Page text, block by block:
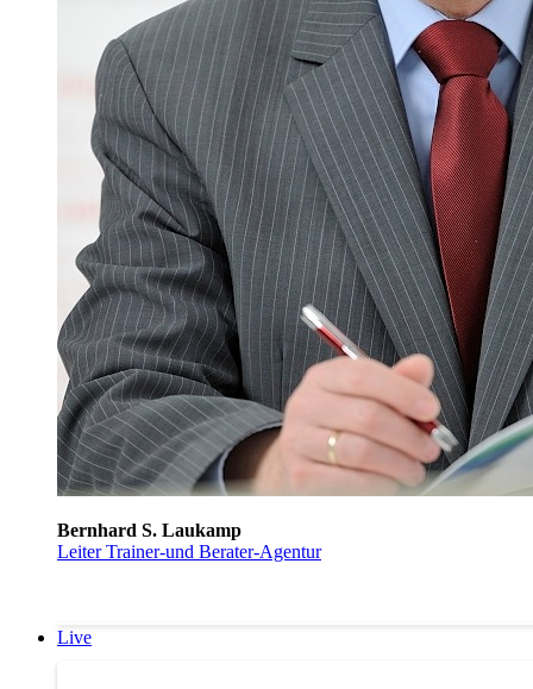
Bernhard S. Laukamp
Leiter Trainer-und Berater-Agentur
Live